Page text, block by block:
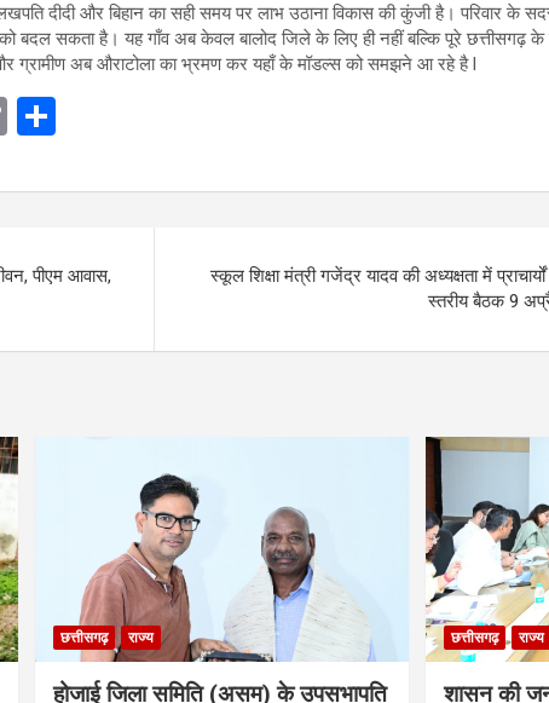
दीदी और बिहान का सही समय पर लाभ उठाना विकास की कुंजी है। परिवार के
बदल सकता है। यह गाँव अब केवल बालोद जिले के लिए ही नहीं बल्कि पूरे छत्तीसगढ़
ग्रामीण अब औराटोला का भ्रमण कर यहाँ के मॉडल्स को समझने आ रहे है l
C
py
n
ar
पीएम आवास,
स्कूल शिक्षा मंत्री गजेंद्र यादव की अध्यक्षता में
स्तरीय बैठक 9
छत्तीसगढ़ राज्य
होजाई जिला समिति (असम) के उपसभापति
छत्तीसगढ़ राज्य
शासन की